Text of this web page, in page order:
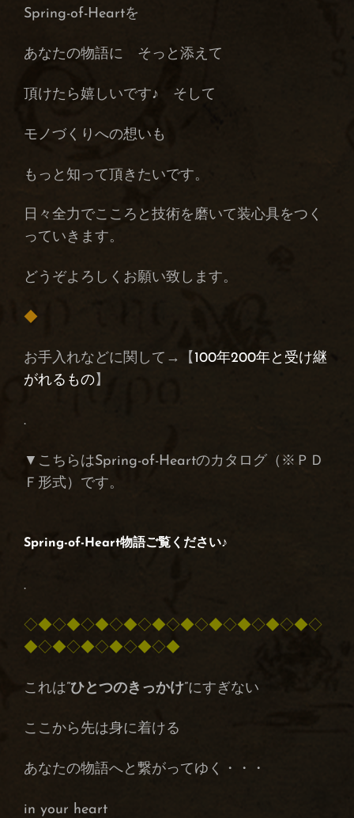
Spring-of-Heartを
あなたの物語に そっと添えて
頂けたら嬉しいです♪ そして
モノづくりへの想いも
もっと知って頂きたいです。
日々全力でこころと技術を磨いて装心具をつく
っていきます。
どうぞよろしくお願い致します。
◆
お手入れなどに関して→【 100年200年と受け継
がれるもの】
.
▼こちらはSpring-of-Heartのカタログ（※ＰＤ
Ｆ形式）です。
Spring-of-Heart物語ご覧ください♪
.
◇◆◇◆◇◆◇◆◇◆◇◆◇◆◇◆◇◆◇◆◇
◆◇◆◇◆◇◆◇◆◇◆
これは”ひとつのきっかけ”にすぎない
ここから先は身に着ける
あなたの物語へと繋がってゆく・・・
in your heart